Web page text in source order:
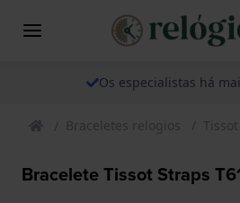
Os especialistas há
Braceletes relogios Tissot
Bracelete Tissot Straps